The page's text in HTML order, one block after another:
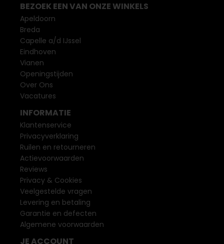
BEZOEK EEN VAN ONZE WINKELS
Apeldoorn
Breda
Capelle a/d IJssel
Eindhoven
Vianen
Openingstijden
Over Ons
Vacatures
INFORMATIE
Klantenservice
Privacyverklaring
Ruilen en retourneren
Actievoorwaarden
Reviews
Privacy & Cookies
Veelgestelde vragen
Levering en betaling
Garantie en defecten
Algemene voorwaarden
JE ACCOUNT